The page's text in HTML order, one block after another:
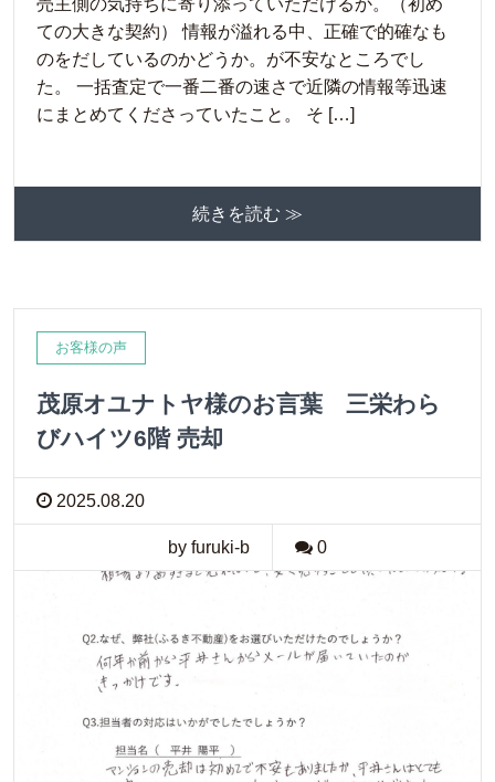
売主側の気持ちに寄り添っていただけるか。（初め
ての大きな契約） 情報が溢れる中、正確で的確なも
のをだしているのかどうか。が不安なところでし
た。 一括査定で一番二番の速さで近隣の情報等迅速
にまとめてくださっていたこと。 そ […]
続きを読む ≫
お客様の声
茂原オユナトヤ様のお言葉 三栄わら
びハイツ6階 売却
2025.08.20
by furuki-b 0